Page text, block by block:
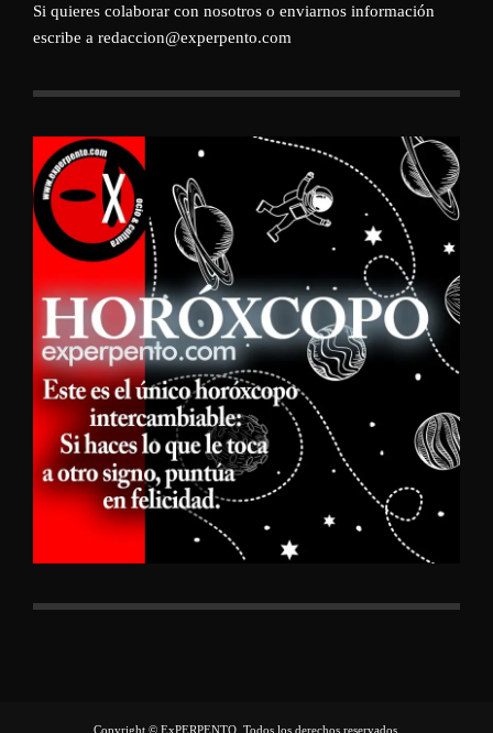
Si quieres colaborar con nosotros o enviarnos información
escribe a redaccion@experpento.com
Copyright © ExPERPENTO, Todos los derechos reservados.